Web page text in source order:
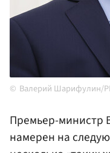
Валерий Шарифулин/
Премьер-министр
намерен на